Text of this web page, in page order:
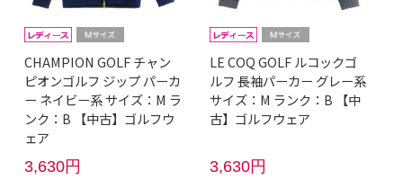
CHAMPION GOLF チャン
ピオンゴルフ ジップ パーカ
ー ネイビー系 サイズ：M ラ
ンク：B 【中古】ゴルフウ
ェア
3,630円
LE COQ GOLF ルコックゴ
ルフ 長袖パーカー グレー系
サイズ：M ランク：B 【中
古】ゴルフウェア
3,630円